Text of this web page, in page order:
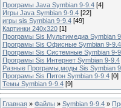
Програмы Java Symbian 9-9.4 [4]
Игры Java Symbian 9-9.4 [22]
игры sis Symbian 9-9.4 [49]
Картинки 240x320 [1]
Програмы Sis Мультимедиа Symbian
Програмы Sis Офисные Symbian 9-9.4
Програмы Sis Системные Symbian 9-
Програмы Sis Интернет Symbian 9-9.4
Разные Програмы,моды Sis Symbian
Програмы Sis Питон Symbian 9-9.4 [0]
Темы Symbian 9-9.4 [9]
Главная » Файлы » Symbian 9-9.4 »